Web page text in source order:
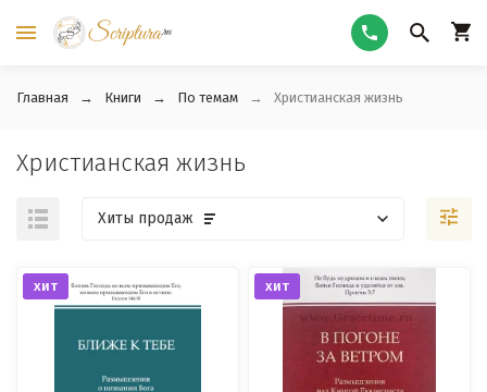
Главная Книги По темам Христианская жизнь
Христианская жизнь
Хиты продаж
хит хит